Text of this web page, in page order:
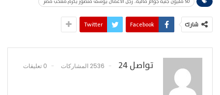
شارك Facebook
Twitter
تواصل 24 2536 المشاركات 0 تعليقات